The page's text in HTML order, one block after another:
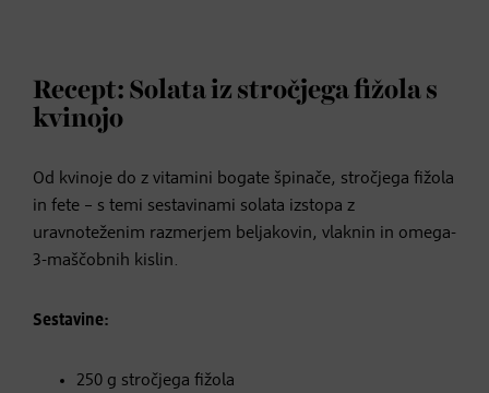
Recept: Solata iz stročjega fižola s
kvinojo
Od kvinoje do z vitamini bogate špinače, stročjega fižola
in fete – s temi sestavinami solata izstopa z
uravnoteženim razmerjem beljakovin, vlaknin in omega-
3-maščobnih kislin.
Sestavine:
250 g stročjega fižola